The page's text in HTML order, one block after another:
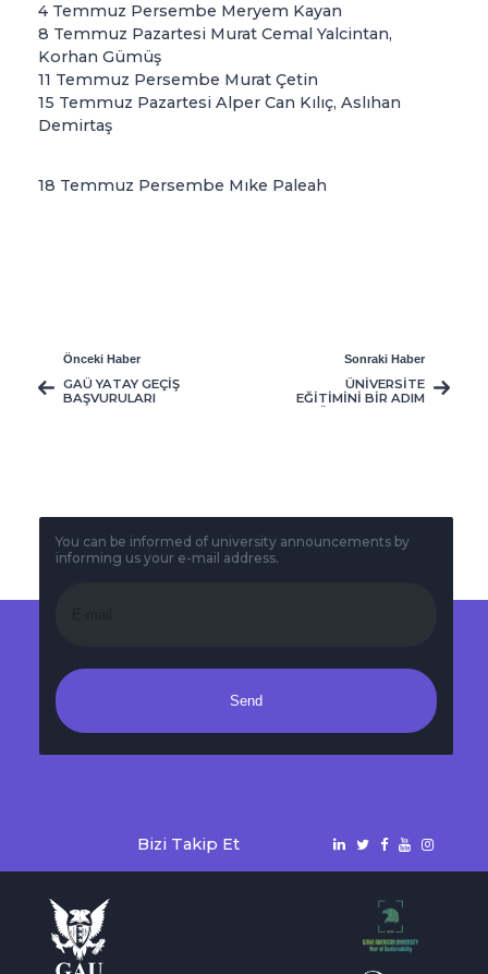
4 Temmuz Persembe Meryem Kayan
8 Temmuz Pazartesi Murat Cemal Yalcintan,
Korhan Gümüş
11 Temmuz Persembe Murat Çetin
15 Temmuz Pazartesi Alper Can Kılıç, Aslıhan
Demirtaş
18 Temmuz Persembe Mıke Paleah
Önceki Haber
GAÜ YATAY GEÇİŞ
BAŞVURULARI
Sonraki Haber
ÜNİVERSİTE
EĞİTİMİNİ BİR ADIM
You can be informed of university announcements by
informing us your e-mail address.
Send
Bizi Takip Et